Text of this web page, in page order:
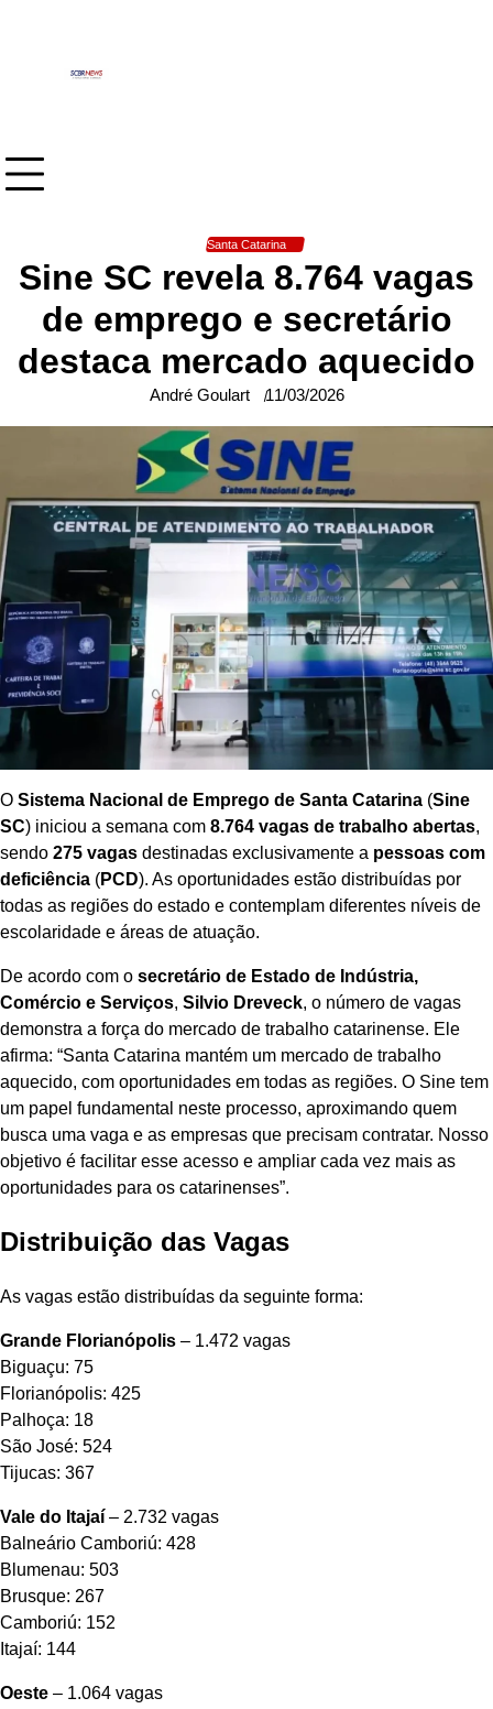
Santa Catarina
Sine SC revela 8.764 vagas
de emprego e secretário
destaca mercado aquecido
André Goulart 11/03/2026
O Sistema Nacional de Emprego de Santa Catarina (Sine
SC) iniciou a semana com 8.764 vagas de trabalho abertas,
sendo 275 vagas destinadas exclusivamente a pessoas com
deficiência (PCD). As oportunidades estão distribuídas por
todas as regiões do estado e contemplam diferentes níveis de
escolaridade e áreas de atuação.
De acordo com o secretário de Estado de Indústria,
Comércio e Serviços, Silvio Dreveck, o número de vagas
demonstra a força do mercado de trabalho catarinense. Ele
afirma: “Santa Catarina mantém um mercado de trabalho
aquecido, com oportunidades em todas as regiões. O Sine tem
um papel fundamental neste processo, aproximando quem
busca uma vaga e as empresas que precisam contratar. Nosso
objetivo é facilitar esse acesso e ampliar cada vez mais as
oportunidades para os catarinenses”.
Distribuição das Vagas
As vagas estão distribuídas da seguinte forma:
Grande Florianópolis – 1.472 vagas
Biguaçu: 75
Florianópolis: 425
Palhoça: 18
São José: 524
Tijucas: 367
Vale do Itajaí – 2.732 vagas
Balneário Camboriú: 428
Blumenau: 503
Brusque: 267
Camboriú: 152
Itajaí: 144
Oeste – 1.064 vagas